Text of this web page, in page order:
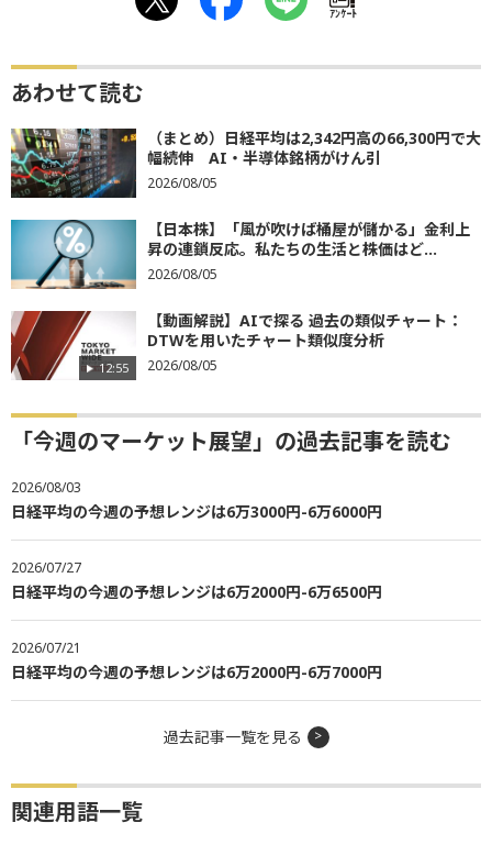
ｱﾝｹｰﾄ
あわせて読む
（まとめ）日経平均は2,342円高の66,300円で大
幅続伸 AI・半導体銘柄がけん引
2026/08/05
【日本株】「風が吹けば桶屋が儲かる」金利上
昇の連鎖反応。私たちの生活と株価はど...
2026/08/05
12:55
【動画解説】AIで探る 過去の類似チャート：
DTWを用いたチャート類似度分析
2026/08/05
「今週のマーケット展望」の過去記事を読む
2026/08/03
日経平均の今週の予想レンジは6万3000円-6万6000円
2026/07/27
日経平均の今週の予想レンジは6万2000円-6万6500円
2026/07/21
日経平均の今週の予想レンジは6万2000円-6万7000円
過去記事一覧を見る
関連用語一覧